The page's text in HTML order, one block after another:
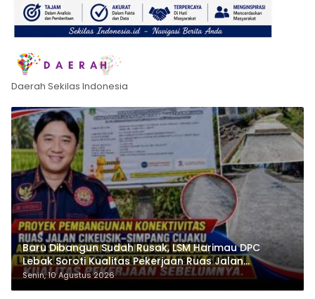
Daerah Sekilas Indonesia
Baru Dibangun Sudah Rusak, LSM Harimau DPC
Lebak Soroti Kualitas Pekerjaan Ruas Jalan
Cikeusik-Simpang Cijaku
Senin, 10 Agustus 2026